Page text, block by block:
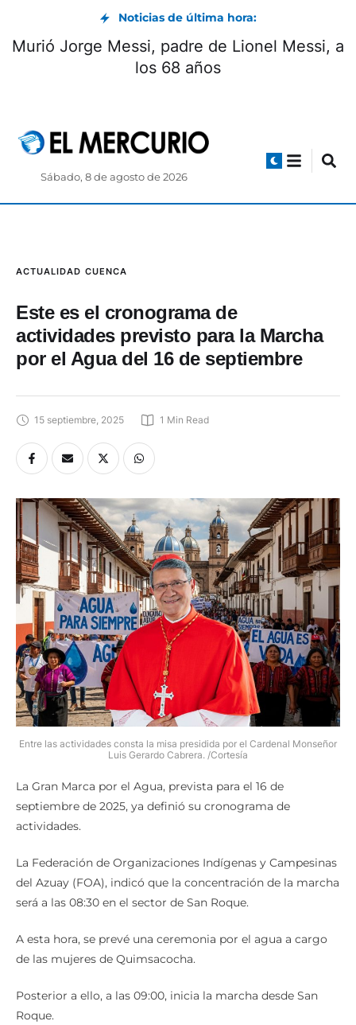
Noticias de última hora:
Murió Jorge Messi, padre de Lionel Messi, a
los 68 años
Sábado, 8 de agosto de 2026
ACTUALIDAD CUENCA
Este es el cronograma de
actividades previsto para la Marcha
por el Agua del 16 de septiembre
15 septiembre, 2025 1 Min Read
Entre las actividades consta la misa presidida por el Cardenal Monseñor
Luis Gerardo Cabrera. /Cortesía
La Gran Marca por el Agua, prevista para el 16 de
septiembre de 2025, ya definió su cronograma de
actividades.
La Federación de Organizaciones Indígenas y Campesinas
del Azuay (FOA), indicó que la concentración de la marcha
será a las 08:30 en el sector de San Roque.
A esta hora, se prevé una ceremonia por el agua a cargo
de las mujeres de Quimsacocha.
Posterior a ello, a las 09:00, inicia la marcha desde San
Roque.